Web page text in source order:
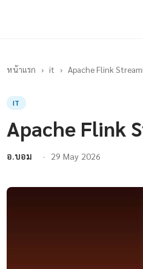
หน้าแรก › it › Apache Flink
IT
Apache Flink
อ.บอม 29 May 2026